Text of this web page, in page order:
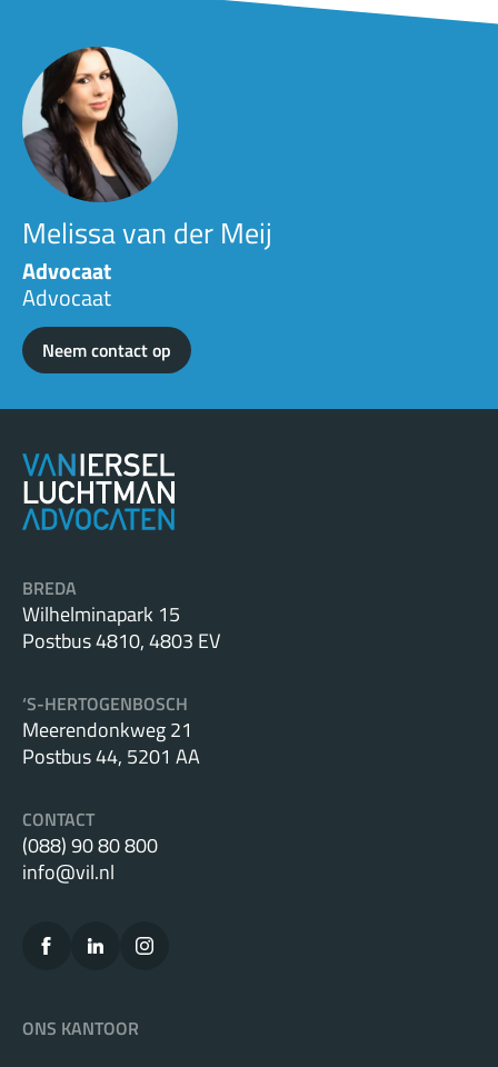
Melissa van der Meij
Advocaat
Advocaat
Neem contact op
BREDA
Wilhelminapark 15
Postbus 4810, 4803 EV
‘S-HERTOGENBOSCH
Meerendonkweg 21
Postbus 44, 5201 AA
CONTACT
(088) 90 80 800
info@vil.nl
ONS KANTOOR